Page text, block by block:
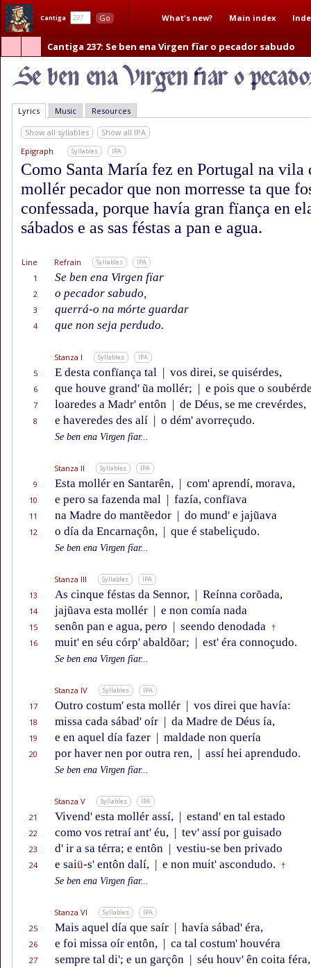
Cantiga Go What's new? Main index
Cantiga 237: Se ben ena Virgen fïar o pecador sabudo
Lyrics Music Resources
Show all syllables
Show all IPA
Epigraph
Syllables IPA
Como Santa María fez en Portugal na vila
mollér pecador que non morresse ta que
confessada, porque havía gran fïança en
sábados e as sas féstas a pan e agua.
Line Refrain Syllables IPA
1 Se ben ena Virgen fïar
2 o pecador sabudo,
3 querrá-o na mórte guardar
4 que non seja perdudo.
Stanza I Syllables IPA
5 E desta confïança tal | vos direi, se quisérdes,
6 que houve grand' ũa mollér; | e pois que o
7 loaredes a Madr' entôn | de Déus, se me crevérdes,
8 e haveredes des alí | o dém' avorreçudo.
Se ben ena Virgen fïar...
Stanza II Syllables IPA
9 Esta mollér en Santarên, | com' aprendí, morava,
10 e pero sa fazenda mal | fazía, confïava
11 na Madre do mantẽedor | do mund' e jajũava
12 o día da Encarnaçôn, | que é stabeliçudo.
Se ben ena Virgen fïar...
Stanza III Syllables IPA
13 As cinque féstas da Sennor, | Reínna corõada,
14 jajũava esta mollér | e non comía nada
15 senôn pan e agua, pero | seendo denodada †
16 muit' en séu córp' abaldõar; | est' éra connoçudo.
Se ben ena Virgen fïar...
Stanza IV Syllables IPA
17 Outro costum' esta mollér | vos direi que havía:
18 missa cada sábad' oír | da Madre de Déus ía,
19 e en aquel día fazer | maldade non quería
20 por haver nen por outra ren, | assí hei aprendudo.
Se ben ena Virgen fïar...
Stanza V Syllables IPA
21 Vivend' esta mollér assí, | estand' en tal estado
22 como vos retraí ant' éu, | tev' assí por guisado
23 d' ir a sa térra; e entôn | vestiu-se ben privado
24 e saiü-s' entôn dalí, | e non muit' ascondudo. †
Se ben ena Virgen fïar...
Stanza VI Syllables IPA
25 Mais aquel día que saír | havía sábad' éra,
26 e foi missa oír entôn, | ca tal costum' houvéra
27 sempre tal di'; e un garçôn | séu houv' ên coita féra,